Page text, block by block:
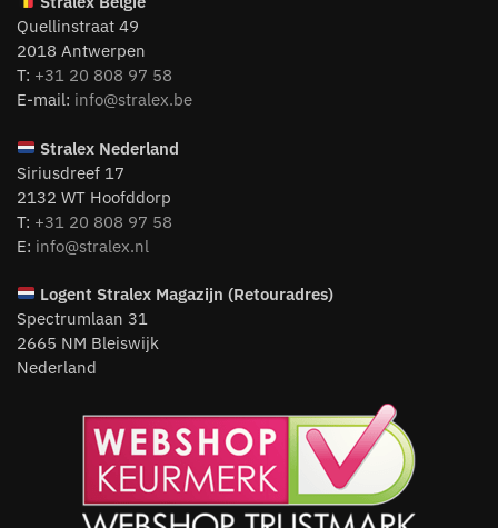
Quellinstraat 49
2018 Antwerpen
T: +31 20 808 97 58
E-mail: info@stralex.be
Stralex Nederland
Siriusdreef 17
2132 WT Hoofddorp
T: +31 20 808 97 58
E: info@stralex.nl
LogentStralex Magazijn (Retouradres)
Spectrumlaan 31
2665 NM Bleiswijk
Nederland